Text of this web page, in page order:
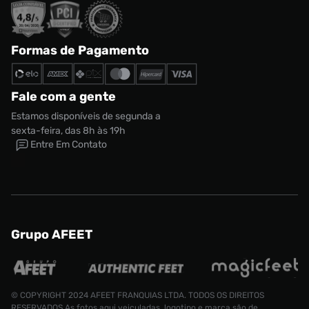
Formas de Pagamento
Fale com a gente
Estamos disponíveis de segunda a
sexta-feira, das 8h às 19h
Entre Em Contato
Grupo AFEET
© COPYRIGHT 2024 AFEET FRANQUIAS LTDA. TODOS OS DIREITOS